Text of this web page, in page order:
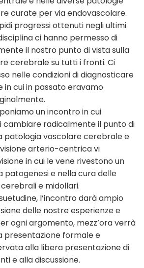
curate per via endovascolare.
progressi ottenuti negli ultimi
ci hanno permesso di
il nostro punto di vista sulla
cerebrale su tutti i fronti. Ci
nelle condizioni di diagnosticare
in cui in passato eravamo
un incontro in cui
cambiare radicalmente il punto di
patologia vascolare cerebrale e
arterio-centrica vi
in cui le vene rivestono un
patogenesi e nella cura delle
e midollari.
l’incontro darà ampio
delle nostre esperienze e
ogni argomento, mezz’ora verrà
presentazione formale e
alla libera presentazione di
e alla discussione.